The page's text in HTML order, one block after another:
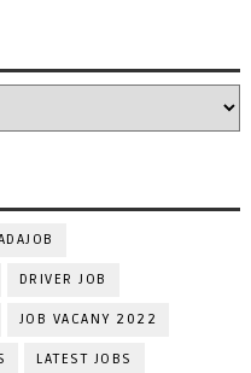
DRIVER JOB
JOB VACANY 2022
LATEST JOBS